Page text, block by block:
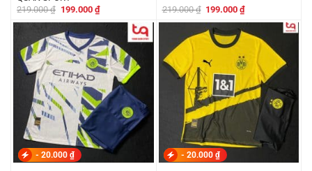
219.000₫ Giá
là:
219.000 ₫.
199.000 ₫Giá
hiện
tại
là:
199.000 ₫.
219.000₫ Giá
là:
219.000 ₫.
199.000₫Giá
tại
là:
199.000 ₫.
- 20.000 ₫ - 20.000 ₫